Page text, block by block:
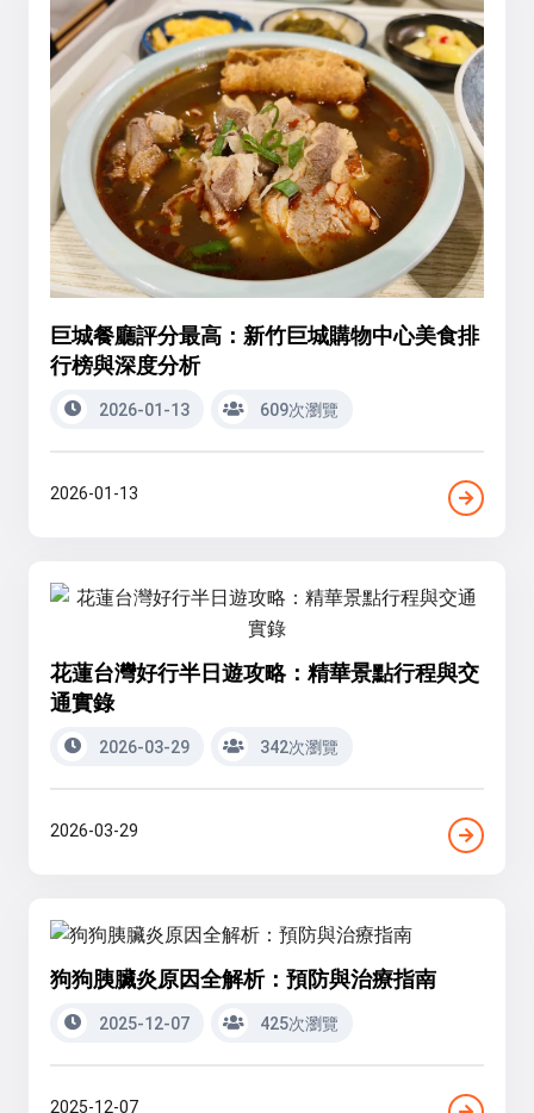
巨城餐廳評分最高：新竹巨城購物中心美食排
行榜與深度分析
2026-01-13 609次瀏覽
2026-01-13
花蓮台灣好行半日遊攻略：精華景點行程與交
通實錄
2026-03-29 342次瀏覽
2026-03-29
狗狗胰臟炎原因全解析：預防與治療指南
2025-12-07 425次瀏覽
2025-12-07